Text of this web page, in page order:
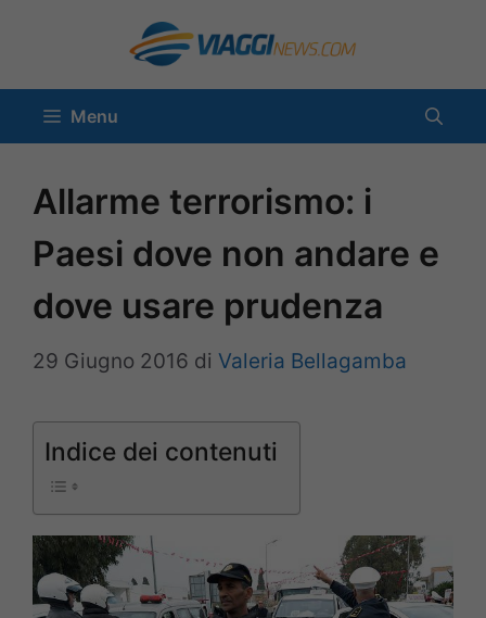
contenuto
Menu
Allarme terrorismo: i
Paesi dove non andare e
dove usare prudenza
29 Giugno 2016 di Valeria Bellagamba
Indice dei contenuti